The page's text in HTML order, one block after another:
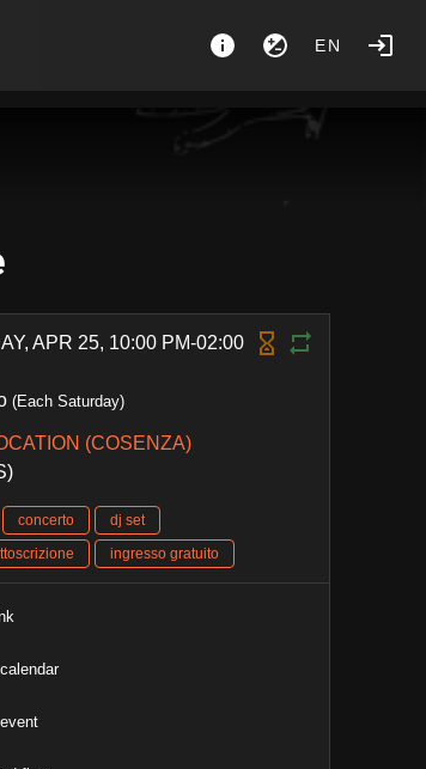
EN
APR 25, 10:00 PM-02:00
(Each Saturday)
(COSENZA)
concerto
dj set
ingresso gratuito